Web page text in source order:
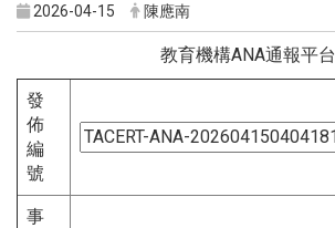
2026-04-15 陳應南
教育機構ANA通報平台
發
佈
編
號
事